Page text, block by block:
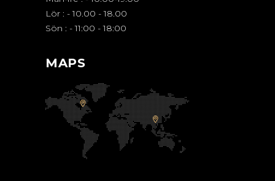
Lör : - 10.00 - 18.00
Sön : - 11:00 - 18:00
MAPS